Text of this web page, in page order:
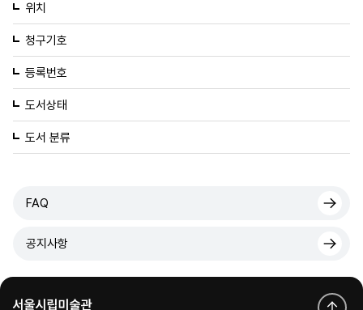
위치
청구기호
등록번호
도서상태
도서 분류
FAQ
공지사항